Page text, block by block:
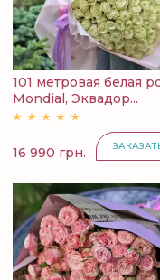
101 метровая белая
Mondial, Эквадор...
16 990 грн.